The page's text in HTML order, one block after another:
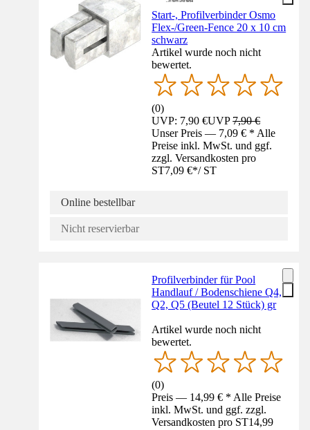
Start-, Profilverbinder Osmo
Flex-/Green-Fence 20 x 10 cm
schwarz
Artikel wurde noch nicht
bewertet.
(0)
UVP: 7,90 €UVP7,90 €
Unser Preis — 7,09 € * Alle
Preise inkl. MwSt. und ggf.
zzgl. Versandkosten pro
ST7,09 €*/ ST
Online bestellbar
Nicht reservierbar
Profilverbinder für Pool
Handlauf / Bodenschiene Q4,
Q2, Q5 (Beutel 12 Stück) gr
Artikel wurde noch nicht
bewertet.
(0)
Preis — 14,99 € * Alle Preise
inkl. MwSt. und ggf. zzgl.
Versandkosten pro ST14,99